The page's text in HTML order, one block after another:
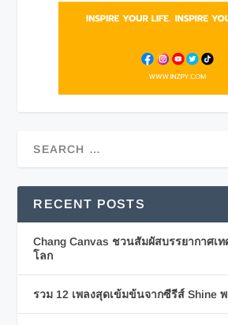
RECENT POSTS
Chang Canvas ชวนสัมผัสบรรยากาศเท
โลก
รวม 12 เพลงสุดเข้มข้นจากซีรีส์ Shine